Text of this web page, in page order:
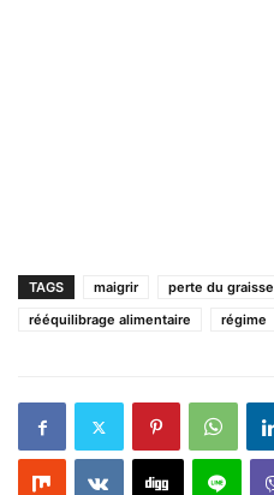
TAGS maigrir perte du graisse
rééquilibrage alimentaire
régime